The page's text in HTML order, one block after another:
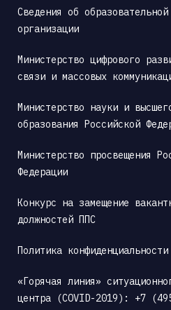
Сведения об образовательной
организации
Министерство цифрового
связи и массовых
Министерство науки и
образования Российской
Министерство просвещения
Федерации
Конкурс на замещение
должностей ППС
Политика конфиденциальности
«Горячая линия»
центра (COVID-2019): +7